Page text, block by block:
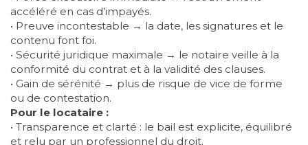
accéléré en cas d’impayés.
• Preuve incontestable → la date, les signatures et le
contenu font foi.
• Sécurité juridique maximale → le notaire veille à la
conformité du contrat et à la validité des clauses.
• Gain de sérénité → plus de risque de vice de forme
ou de contestation.
Pour le locataire :
• Transparence et clarté : le bail est explicite, équilibré
et relu par un professionnel du droit.